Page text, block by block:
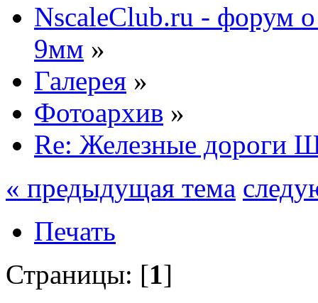
NscaleClub.ru - форум
9мм »
Галерея »
Фотоархив »
Re: Железные дороги
« предыдущая тема
Печать
Страницы: [1]